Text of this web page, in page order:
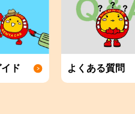
ド よくある質問